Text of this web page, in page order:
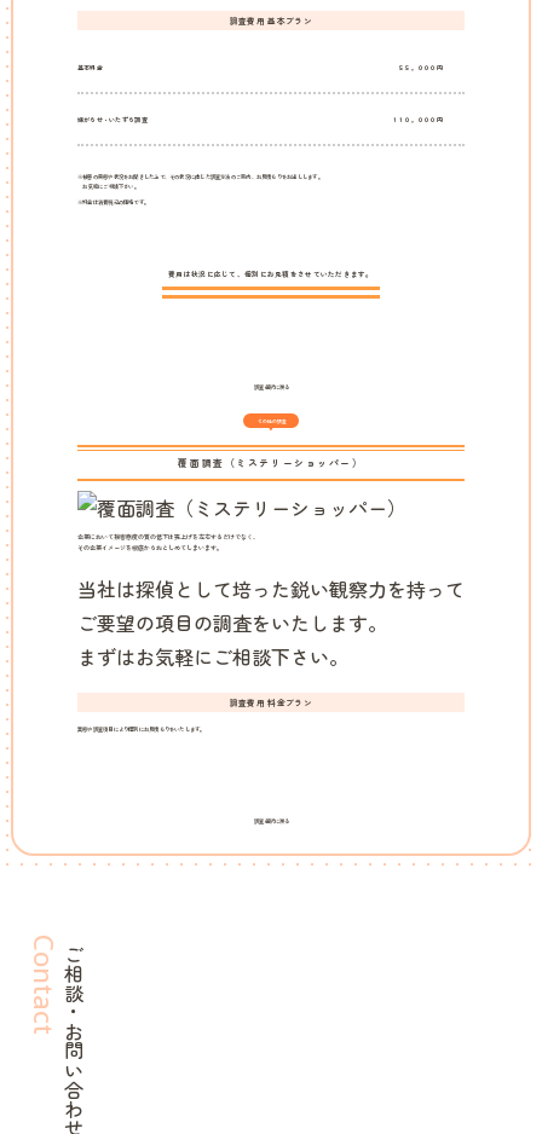
調査費用 基本プラン
基本料金 ５５，０００円
嫌がらせ・いたずら調査 １１０，０００円
※被害の実態や状況をお聞きした上で、その状況に応じた調査方法のご案内、お見積もりをお出しします。
お気軽にご相談下さい。
※料金は消費税込の価格です。
費用は状況に応じて、個別にお見積をさせていただきます。
調査選択に戻る
その他の調査
覆面調査 （ミステリーショッパー）
企業において接客態度の質の低下は売上げを左右するだけでなく、
その企業イメージを根底からおとしめてしまいます。
当社は探偵として培った鋭い観察力を持って
ご要望の項目の調査をいたします。
まずはお気軽にご相談下さい。
調査費用 料金プラン
業態や調査項目により個別にお見積もりをいたします。
調査選択に戻る
ご相談・お問い合わせ
Contact